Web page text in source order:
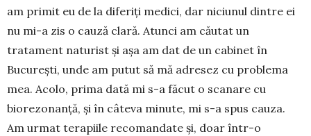
am primit eu de la diferiți medici, dar niciunul dintre ei
nu mi-a zis o cauză clară. Atunci am căutat un
tratament naturist și așa am dat de un cabinet în
București, unde am putut să mă adresez cu problema
mea. Acolo, prima dată mi s-a făcut o scanare cu
biorezonanță, și în câteva minute, mi s-a spus cauza.
Am urmat terapiile reco­mandate și, doar într-o